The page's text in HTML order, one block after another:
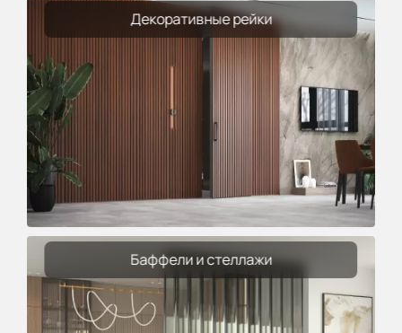
Декоративные рейки
Баффели и стеллажи